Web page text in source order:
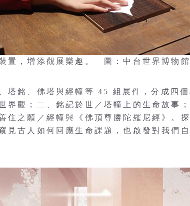
置，增添觀展樂趣。 圖：中台世界博物館
塔銘、佛塔與經幢等 45 組展件，分成四
界觀；二、銘記於世／塔幢上的生命故事
住之願／經幢與《佛頂尊勝陀羅尼經》。
見古人如何回應生命課題，也啟發對我們